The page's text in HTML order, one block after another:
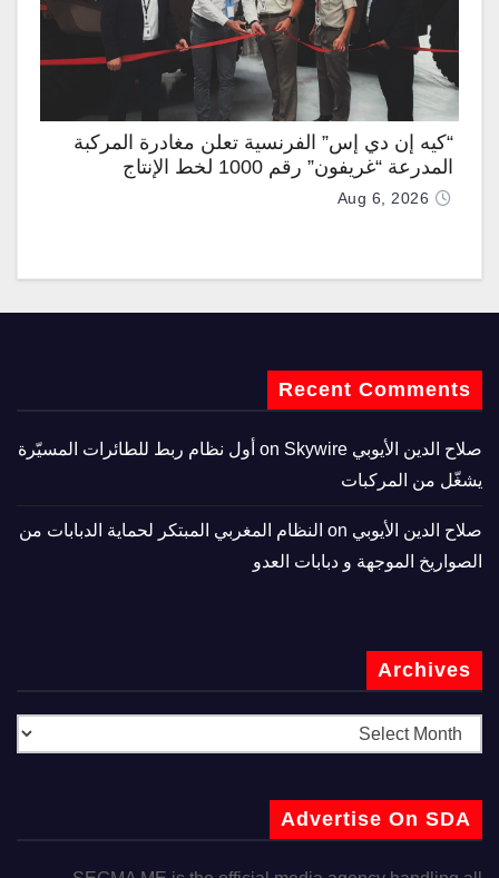
“كيه إن دي إس” الفرنسية تعلن مغادرة المركبة
المدرعة “غريفون” رقم 1000 لخط الإنتاج
Aug 6, 2026
Recent Comments
صلاح الدين الأيوبي
Skywire أول نظام ربط للطائرات المسيّرة
يشغّل من المركبات
صلاح الدين الأيوبي
النظام المغربي المبتكر لحماية الدبابات من
الصواريخ الموجهة و دبابات العدو
Archives
Advertise On SDA